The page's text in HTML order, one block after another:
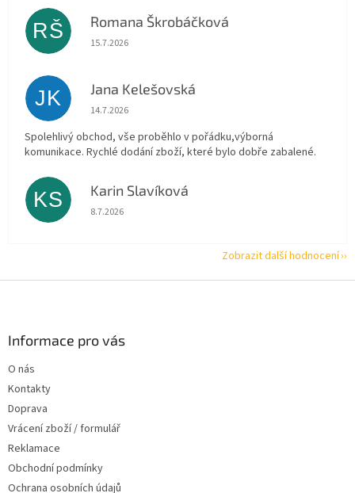
RŠ Romana Škrobáčková
Hodnocení obchodu je 5 z 5 hvězdiček.
15.7.2026
JK Jana Kelešovská
Hodnocení obchodu je 5 z 5 hvězdiček.
14.7.2026
Spolehlivý obchod, vše proběhlo v pořádku,výborná
komunikace. Rychlé dodání zboží, které bylo dobře zabalené.
KS Karin Slavíková
Hodnocení obchodu je 5 z 5 hvězdiček.
8.7.2026
Zobrazit další hodnocení
Informace pro vás
O nás
Kontakty
Doprava
Vrácení zboží / formulář
Reklamace
Obchodní podmínky
Ochrana osobních údajů